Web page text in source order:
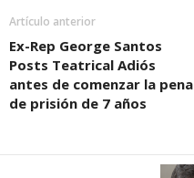
Artículo anterior
Ex-Rep George Santos
Posts Teatrical Adiós
antes de comenzar la pena
de prisión de 7 años